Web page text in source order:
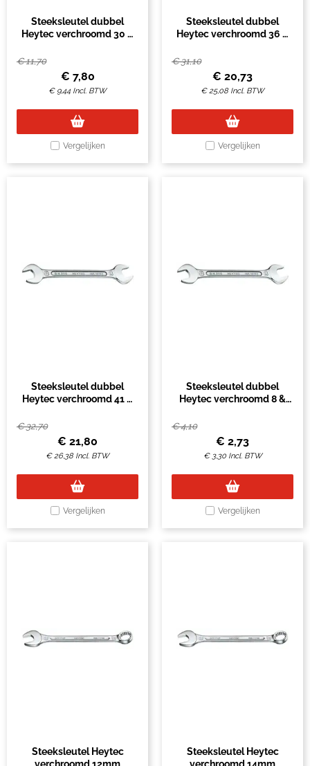
Steeksleutel dubbel
Heytec verchroomd 30 &
€11,70
€ 7,80
€ 9,44 Incl. BTW
Vergelijken
Steeksleutel dubbel
Heytec verchroomd 36 &
€31,10
€ 20,73
€25,08 Incl. BTW
Vergelijken
Steeksleutel dubbel
Heytec verchroomd 41 &
€32,70
€ 21,80
€26,38 Incl. BTW
Vergelijken
Steeksleutel dubbel
Heytec verchroomd 8 &
€4,10
€ 2,73
€ 3,30 Incl. BTW
Vergelijken
Steeksleutel Heytec
Steeksleutel Heytec